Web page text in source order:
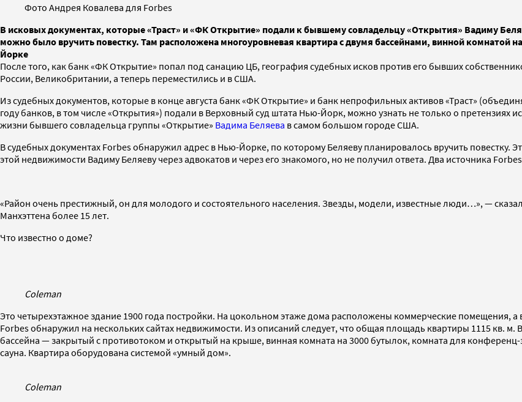
Фото Андрея Ковалева для Forbes
В исковых документах, которые «Траст» и «ФК Открытие» подали к бывшему совладельцу «Открытия» Вадиму
можно было вручить повестку. Там расположена многоуровневая квартира с двумя бассейнами, винной комнатой
Йорке
После того, как банк «ФК Открытие» попал под санацию ЦБ, география судебных исков против его бывших
России, Великобритании, а теперь переместились и в США.
Из судебных документов, которые в конце августа банк «ФК Открытие» и банк непрофильных активов «Траст»
году банков, в том числе «Открытия») подали в Верховный суд штата Нью-Йорк, можно узнать не только о претензиях
жизни бывшего совладельца группы «Открытие» Вадима Беляева в самом большом городе США.
В судебных документах Forbes обнаружил адрес в Нью-Йорке, по которому Беляеву планировалось вручить
этой недвижимости Вадиму Беляеву через адвокатов и через его знакомого, но не получил ответа. Два источника
«Район очень престижный, он для молодого и состоятельного населения. Звезды, модели, известные люди…», —
Манхэттена более 15 лет.
Что известно о доме?
Coleman
Это четырехэтажное здание 1900 года постройки. На цокольном этаже дома расположены коммерческие помещения,
Forbes обнаружил на нескольких сайтах недвижимости. Из описаний следует, что общая площадь квартиры 1115 кв. м.
бассейна — закрытый с противотоком и открытый на крыше, винная комната на 3000 бутылок, комната для
сауна. Квартира оборудована системой «умный дом».
Coleman